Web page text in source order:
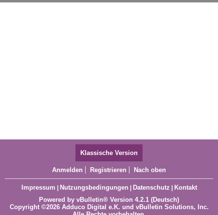
Klassische Version
Anmelden Registrieren Nach oben
Impressum Nutzungsbedingungen Datenschutz
Kontakt
Powered by vBulletin® Version 4.2.1 (Deutsch)
Copyright ©2026 Adduco Digital e.K. und vBulletin Solutions, Inc.